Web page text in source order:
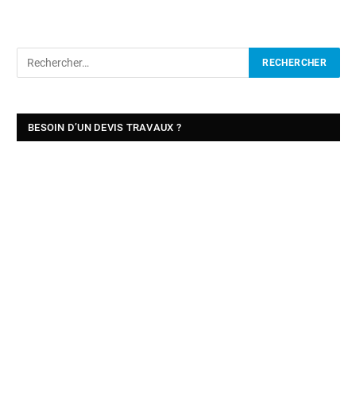
BESOIN D’UN DEVIS TRAVAUX ?